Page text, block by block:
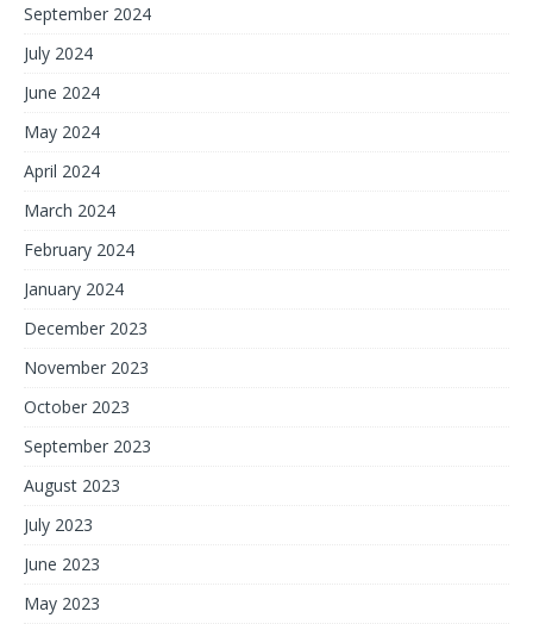
September 2024
July 2024
June 2024
May 2024
April 2024
March 2024
February 2024
January 2024
December 2023
November 2023
October 2023
September 2023
August 2023
July 2023
June 2023
May 2023